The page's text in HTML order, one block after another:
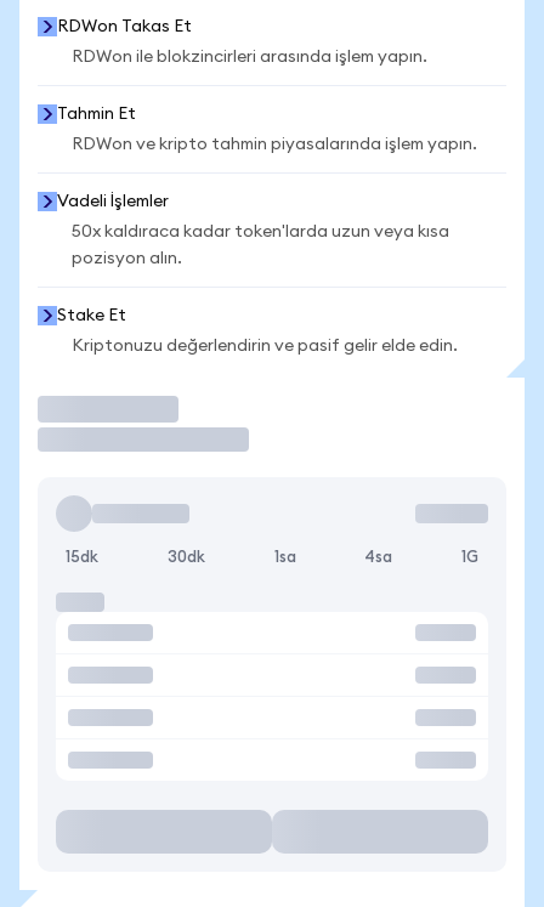
RDWon Takas Et
RDWon ile blokzincirleri arasında işlem yapın.
Tahmin Et
RDWon ve kripto tahmin piyasalarında işlem yapın.
Vadeli İşlemler
50x kaldıraca kadar token'larda uzun veya kısa
pozisyon alın.
Stake Et
Kriptonuzu değerlendirin ve pasif gelir elde edin.
15dk 30dk 1sa 4sa 1G